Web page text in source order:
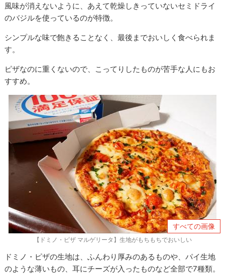
風味が消えないように、あえて乾燥しきっていないセミドライ
のバジルを使っているのが特徴。
シンプルな味で飽きることなく、最後までおいしく食べられま
す。
ピザなのに重くないので、こってりしたものが苦手な人にもお
すすめ。
すべての画像
【ドミノ・ピザ マルゲリータ】生地がもちもちでおいしい
ドミノ・ピザの生地は、ふんわり厚みのあるものや、パイ生地
のような薄いもの、耳にチーズが入ったものなど全部で7種類。